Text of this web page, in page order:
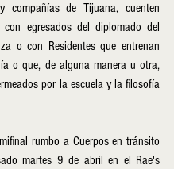
compañías de Tijuana, cuenten
egresados del diplomado del
o con Residentes que entrenan
o que, de alguna manera u otra,
por la escuela y la filosofía
rumbo a Cuerpos en tránsito
martes 9 de abril en el Rae's